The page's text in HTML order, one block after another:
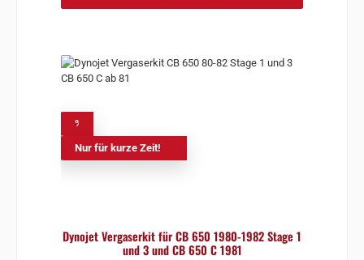
Nur für kurze Zeit!
Dynojet Vergaserkit für CB 650 1980-1982 Stage 1
und 3 und CB 650 C 1981